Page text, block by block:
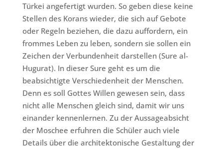
Türkei angefertigt wurden. So geben diese keine
Stellen des Korans wieder, die sich auf Gebote
oder Regeln beziehen, die dazu auffordern, ein
frommes Leben zu leben, sondern sie sollen ein
Zeichen der Verbundenheit darstellen (Sure al-
Hugurat). In dieser Sure geht es um die
beabsichtigte Verschiedenheit der Menschen.
Denn es soll Gottes Willen gewesen sein, dass
nicht alle Menschen gleich sind, damit wir uns
einander kennenlernen. Zu der Aussageabsicht
der Moschee erfuhren die Schüler auch viele
Details über die architektonische Gestaltung der